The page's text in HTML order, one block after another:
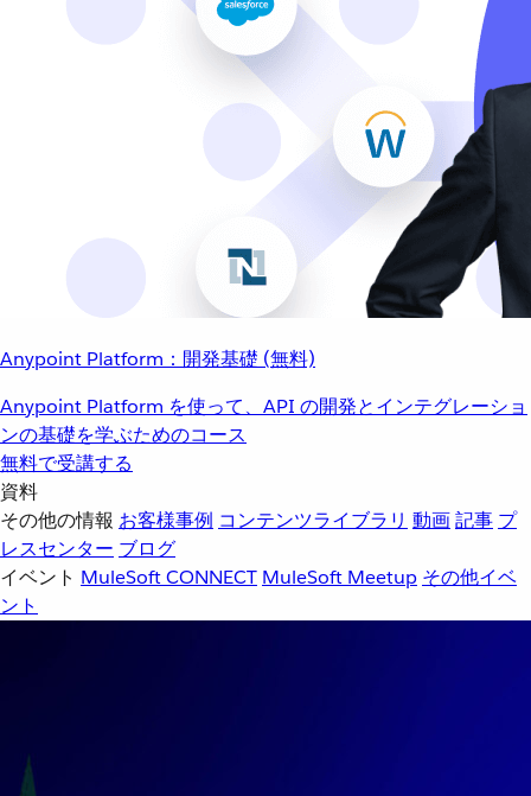
Anypoint Platform：開発基礎 (無料)
Anypoint Platform を使って、API の開発とインテグレーショ
ンの基礎を学ぶためのコース
無料で受講する
資料
その他の情報 お客様事例 コンテンツライブラリ 動画記事 プ
レスセンター ブログ
イベント MuleSoft CONNECT MuleSoft Meetup その他イベ
ント